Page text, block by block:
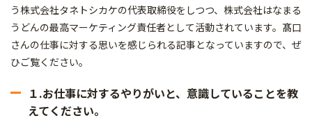
う株式会社タネトシカケの代表取締役をしつつ、株式会社はなまる
うどんの最高マーケティング責任者として活動されています。髙口
さんの仕事に対する思いを感じられる記事となっていますので、ぜ
ひご覧ください。
１.お仕事に対するやりがいと、意識していることを教
えてください。